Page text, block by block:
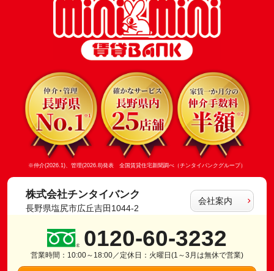
※仲介(2026.1)、管理(2026.8)発表 全国賃貸住宅新聞調べ（チンタイバンクグループ）
株式会社チンタイバンク
長野県塩尻市広丘吉田1044-2
会社案内
0120-60-3232
営業時間：10:00～18:00／定休日：火曜日(1～3月は無休で営業)